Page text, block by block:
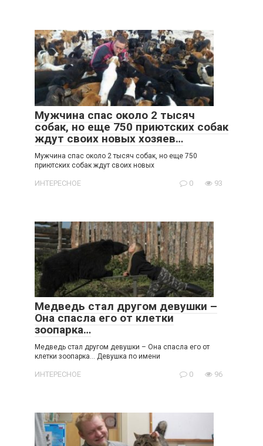
Мужчина спас около 2 тысяч
собак, но еще 750 приютских собак
ждут своих новых хозяев…
Мужчина спас около 2 тысяч собак, но еще 750
приютских собак ждут своих новых
ИНТЕРЕСНОЕ 0 93
Медведь стал другом девушки –
Она спасла его от клетки
зоопарка…
Медведь стал другом девушки – Она спасла его от
клетки зоопарка… Девушка по имени
ИНТЕРЕСНОЕ 0 96